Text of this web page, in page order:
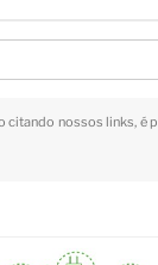
nossos links, é